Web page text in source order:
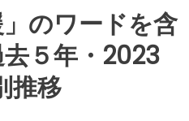
」のワードを含
５年・2023
推移